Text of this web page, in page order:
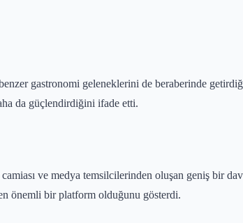
gastronomi geleneklerini de beraberinde
da güçlendirdiğini ifade etti.
camiası ve medya temsilcilerinden oluşan geniş
önemli bir platform olduğunu gösterdi.